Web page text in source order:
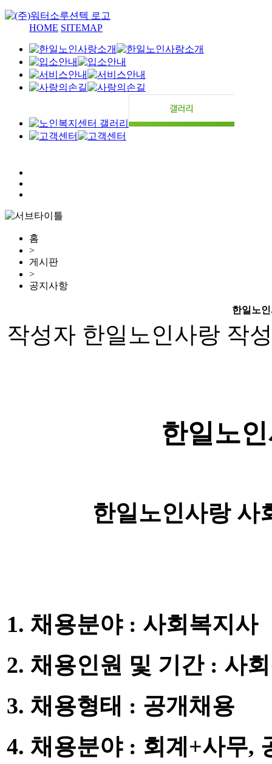
HOME SITEMAP
홈
>
게시판
>
공지사항
한일노
작성자 한일노인사랑 작
한일노
한일노인사랑 사
1. 채용분야 : 사회복지사
2. 채용인원 및 기간 : 사
3. 채용형태 : 공개채용
4. 채용분야 : 회계+사무,